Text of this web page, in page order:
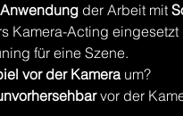
Anwendung der Arbeit mit
Kamera-Acting
für eine Szene.
vor der Kamera um?
vor der